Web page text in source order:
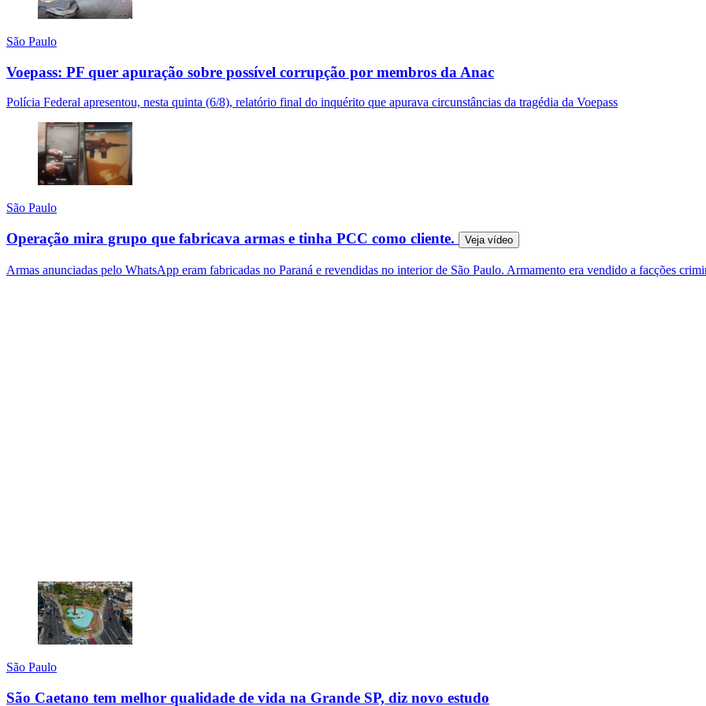
São Paulo
Voepass: PF quer apuração sobre possível corrupção por membros da Anac
Polícia Federal apresentou, nesta quinta (6/8), relatório final do inquérito que apurava circunstâncias da tragédia da Voepass
São Paulo
Operação mira grupo que fabricava armas e tinha PCC como cliente. Veja vídeo
Armas anunciadas pelo WhatsApp eram fabricadas no Paraná e revendidas no interior de São Paulo. Armamento era vendido a facções
São Paulo
São Caetano tem melhor qualidade de vida na Grande SP, diz novo estudo